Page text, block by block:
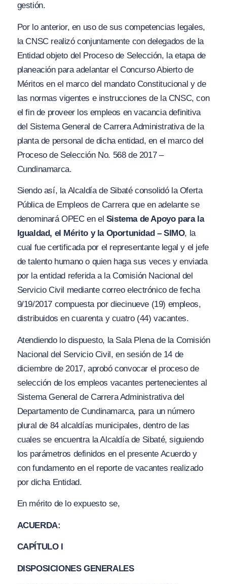
gestión.
Por lo anterior, en uso de sus competencias legales,
la CNSC realizó conjuntamente con delegados de la
Entidad objeto del Proceso de Selección, la etapa de
planeación para adelantar el Concurso Abierto de
Méritos en el marco del mandato Constitucional y de
las normas vigentes e instrucciones de la CNSC, con
el fin de proveer los empleos en vacancia definitiva
del Sistema General de Carrera Administrativa de la
planta de personal de dicha entidad, en el marco del
Proceso de Selección No. 568 de 2017 –
Cundinamarca.
Siendo así, la Alcaldía de Sibaté consolidó la Oferta
Pública de Empleos de Carrera que en adelante se
denominará OPEC en el Sistema de Apoyo para la
Igualdad, el Mérito y la Oportunidad – SIMO, la
cual fue certificada por el representante legal y el jefe
de talento humano o quien haga sus veces y enviada
por la entidad referida a la Comisión Nacional del
Servicio Civil mediante correo electrónico de fecha
9/19/2017 compuesta por diecinueve (19) empleos,
distribuidos en cuarenta y cuatro (44) vacantes.
Atendiendo lo dispuesto, la Sala Plena de la Comisión
Nacional del Servicio Civil, en sesión de 14 de
diciembre de 2017, aprobó convocar el proceso de
selección de los empleos vacantes pertenecientes al
Sistema General de Carrera Administrativa del
Departamento de Cundinamarca, para un número
plural de 84 alcaldías municipales, dentro de las
cuales se encuentra la Alcaldía de Sibaté, siguiendo
los parámetros definidos en el presente Acuerdo y
con fundamento en el reporte de vacantes realizado
por dicha Entidad.
En mérito de lo expuesto se,
ACUERDA:
CAPÍTULO I
DISPOSICIONES GENERALES